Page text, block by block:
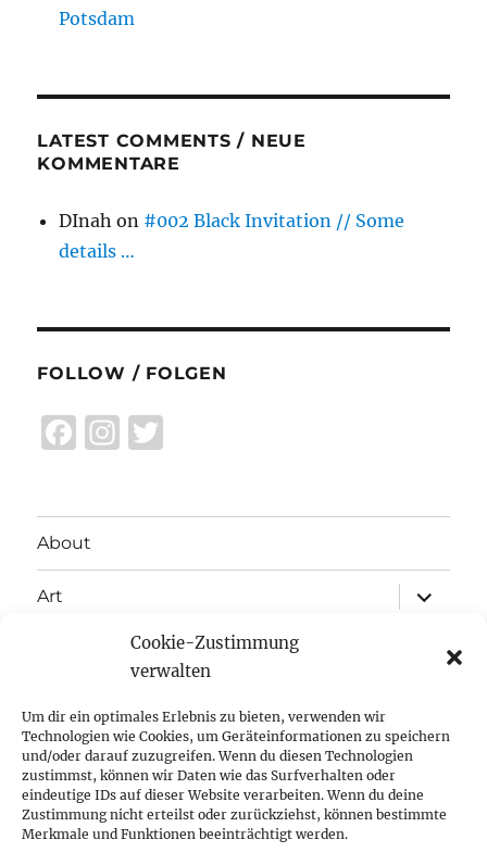
Cookie-Zustimmung
verwalten
Um dir ein optimales Erlebnis zu bieten, verwenden wir
Technologien wie Cookies, um Geräteinformationen zu speichern
und/oder darauf zuzugreifen. Wenn du diesen Technologien
zustimmst, können wir Daten wie das Surfverhalten oder
eindeutige IDs auf dieser Website verarbeiten. Wenn du deine
Zustimmung nicht erteilst oder zurückziehst, können bestimmte
Merkmale und Funktionen beeinträchtigt werden.
Potsdam
LATEST COMMENTS / NEUE
KOMMENTARE
DInah on #002 Black Invitation // Some
details …
FOLLOW / FOLGEN
F
e
b
I
g
a
m
r
About
Art
expand
child
Exhibitions
Press
expand
child
menu
Contact